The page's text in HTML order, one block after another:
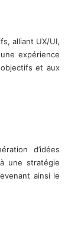
alliant UX/UI,
expérience
et aux
d’idées
une stratégie
ainsi le